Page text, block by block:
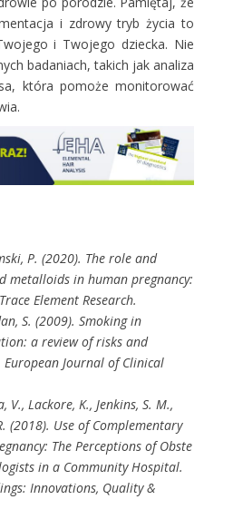
i zdrowy tryb życia to
i Twojego dziecka. Nie
badaniach, takich jak analiza
która pomoże monitorować
P. (2020). The role and
metalloids in human pregnancy:
Element Research.
S. (2009). Smoking in
a review of risks and
Journal of Clinical
V., Lackore, K., Jenkins, S. M.,
(2018). Use of Complementary
The Perceptions of Obste
in a Community Hospital.
Innovations, Quality &